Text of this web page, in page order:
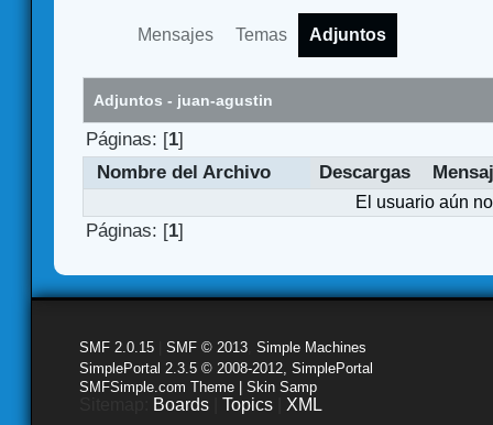
Mensajes Temas Adjuntos
Adjuntos - juan-agustin
Páginas: [1]
Nombre del Archivo
Descargas
El usuario aún
Páginas: [1]
SMF 2.0.15 SMF © 2013 Simple Machines
SimplePortal 2.3.5 © 2008-2012, SimplePortal
SMFSimple.com Theme | Skin Samp
Boards Topics XML